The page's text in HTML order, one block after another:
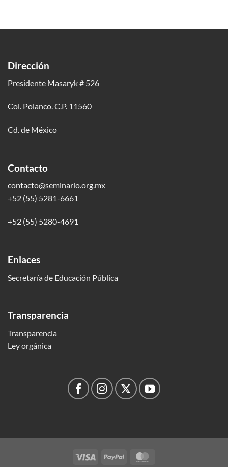
Dirección
Presidente Masaryk # 526
Col. Polanco. C.P. 11560
Cd. de México
Contacto
contacto@seminario.org.mx
+52 (55) 5281-6661
+52 (55) 5280-4691
Enlaces
Secretaría de Educación Pública
Transparencia
Transparencia
Ley orgánica